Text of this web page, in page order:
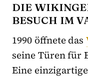
DIE
BESUCH IM
1990 öffnete das
seine Türen für
Eine